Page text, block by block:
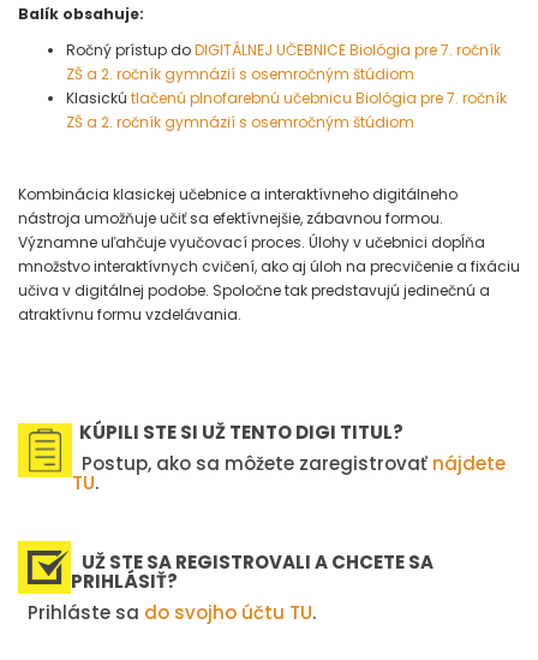
Balík obsahuje:
Ročný prístup doDIGITÁLNEJ UČEBNICE Biológia pre 7. ročník
ZŠ a 2. ročník gymnázií s osemročným štúdiom
Klasickú tlačenú plnofarebnú učebnicu Biológia pre 7. ročník
ZŠ a 2. ročník gymnázií s osemročným štúdiom
Kombinácia klasickej učebnice a interaktívneho digitálneho
nástroja umožňuje učiť sa efektívnejšie, zábavnou formou.
Významne uľahčuje vyučovací proces. Úlohy v učebnici dopĺňa
množstvo interaktívnych cvičení, ako aj úloh na precvičenie a fixáciu
učiva v digitálnej podobe. Spoločne tak predstavujú jedinečnú a
atraktívnu formu vzdelávania.
KÚPILI STE SI UŽ TENTO DIGI TITUL?
Postup, ako sa môžete zaregistrovať nájdete
TU.
UŽ STE SA REGISTROVALI A CHCETE SA
PRIHLÁSIŤ?
Prihláste sa do svojho účtu TU.